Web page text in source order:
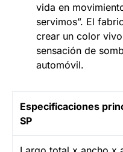
vida en
servimos”. El
crear un color
sensación de
automóvil.
Especificaciones
SP